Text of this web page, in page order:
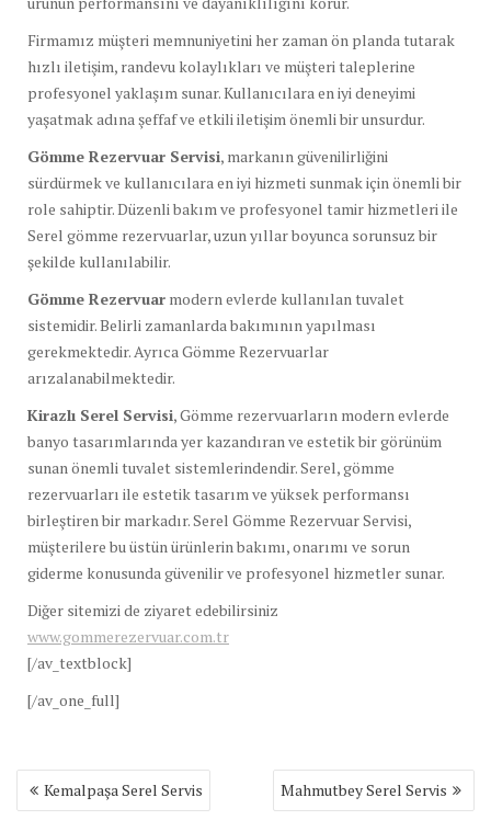
Firmamız müşteri memnuniyetini her zaman ön planda tutarak
hızlı iletişim, randevu kolaylıkları ve müşteri taleplerine
profesyonel yaklaşım sunar. Kullanıcılara en iyi deneyimi
yaşatmak adına şeffaf ve etkili iletişim önemli bir unsurdur.
Gömme Rezervuar Servisi, markanın güvenilirliğini
sürdürmek ve kullanıcılara en iyi hizmeti sunmak için önemli bir
role sahiptir. Düzenli bakım ve profesyonel tamir hizmetleri ile
Serel gömme rezervuarlar, uzun yıllar boyunca sorunsuz bir
şekilde kullanılabilir.
Gömme Rezervuar modern evlerde kullanılan tuvalet
sistemidir. Belirli zamanlarda bakımının yapılması
gerekmektedir. Ayrıca Gömme Rezervuarlar
arızalanabilmektedir.
Kirazlı Serel Servisi, Gömme rezervuarların modern evlerde
banyo tasarımlarında yer kazandıran ve estetik bir görünüm
sunan önemli tuvalet sistemlerindendir. Serel, gömme
rezervuarları ile estetik tasarım ve yüksek performansı
birleştiren bir markadır. Serel Gömme Rezervuar Servisi,
müşterilere bu üstün ürünlerin bakımı, onarımı ve sorun
giderme konusunda güvenilir ve profesyonel hizmetler sunar.
Diğer sitemizi de ziyaret edebilirsiniz
www.gommerezervuar.com.tr
[/av_textblock]
[/av_one_full]
Yazı
gezinmesi
Kemalpaşa Serel Servis Mahmutbey Serel Servis